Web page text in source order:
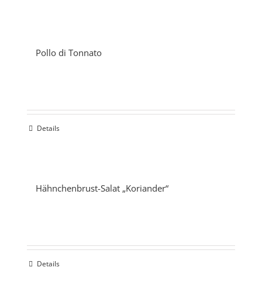
Pollo di Tonnato
Details
Hähnchenbrust-Salat „Koriander“
Details